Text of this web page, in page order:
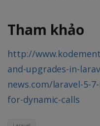
Tham khảo
http://
and-upgrades-in-
news.com/laravel-5-
for-dynamic-calls